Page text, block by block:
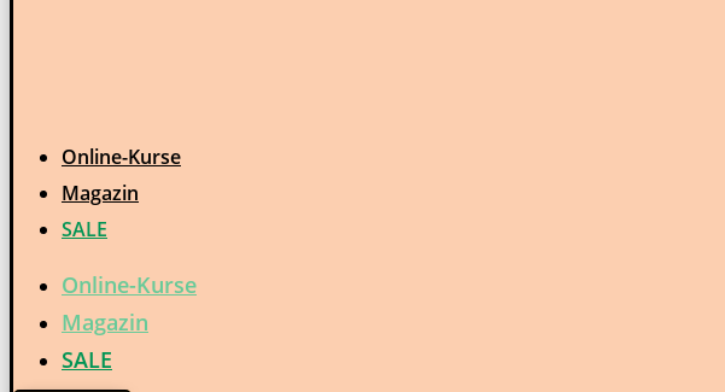
Online-Kurse
Magazin
SALE
Online-Kurse
Magazin
SALE